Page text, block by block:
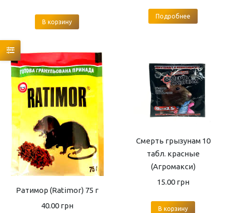
В корзину
Подробнее
Ратимор (Ratimor) 75 г
40.00 грн
Смерть грызунам 10
табл. красные
(Агромакси)
15.00 грн
В корзину